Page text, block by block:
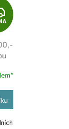
Z
D
A
R
M
A